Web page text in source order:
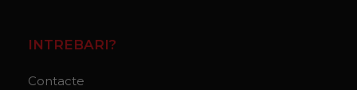
INTREBARI?
Contacte